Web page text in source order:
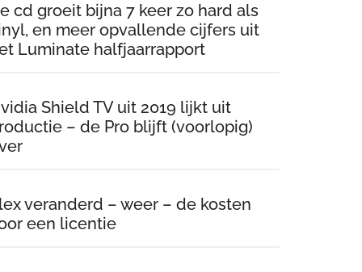
cd groeit bijna 7 keer zo hard als
en meer opvallende cijfers uit
Luminate halfjaarrapport
Shield TV uit 2019 lijkt uit
– de Pro blijft (voorlopig)
veranderd – weer – de kosten
een licentie